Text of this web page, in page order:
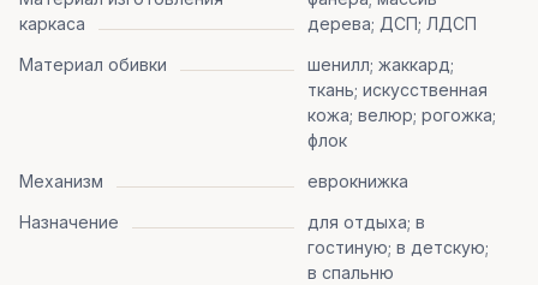
каркаса
дерева; ДСП; ЛДСП
Материал обивки
шенилл; жаккард;
ткань; искусственная
кожа; велюр; рогожка;
флок
Механизм
еврокнижка
Назначение
для отдыха; в
гостиную; в детскую;
в спальню